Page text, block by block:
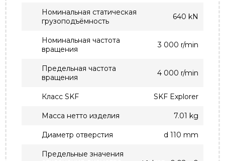
Номинальная статическая
грузоподъёмность
640 kN
Номинальная частота
вращения
3 000 r/min
Предельная частота
вращения
4 000 r/min
Класс SKF SKF Explorer
Масса нетто изделия 7.01 kg
Диаметр отверстия d 110 mm
Предельные значения